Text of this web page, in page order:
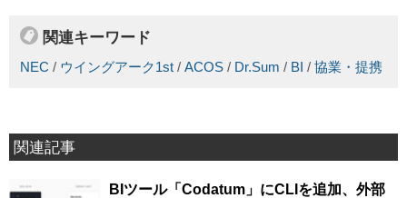
関連キーワード
NEC / ウイングアーク1st / ACOS / Dr.Sum / BI / 協業・提携
関連記事
BIツール「Codatum」にCLIを追加、外部